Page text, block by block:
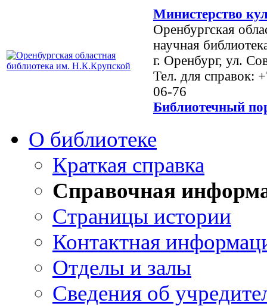
Министерство
Оренбургская
научная
г. Оренбург, ул.
Тел. для справок:
06-76
Библиотечный
О библиотеке
Краткая справка
Справочная
Страницы истории
Контактная
Отделы и залы
Сведения об